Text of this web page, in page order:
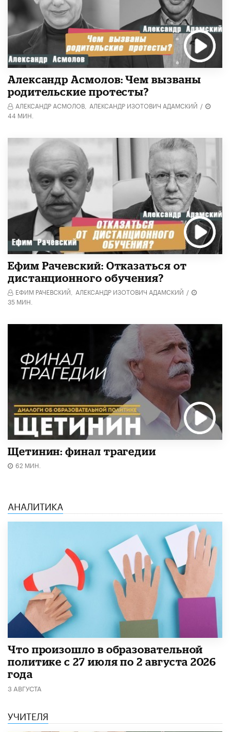
Александр Асмолов: Чем вызваны
родительские протесты?
АЛЕКСАНДР АСМОЛОВ, АЛЕКСАНДР ИЗОТОВИЧ АДАМСКИЙ /
44 МИН.
Ефим Рачевский: Отказаться от
дистанционного обучения?
ЕФИМ РАЧЕВСКИЙ, АЛЕКСАНДР ИЗОТОВИЧ АДАМСКИЙ /
35 МИН.
Щетинин: финал трагедии
62 МИН.
АНАЛИТИКА
​Что произошло в образовательной
политике с 27 июля по 2 августа 2026
года
3 АВГУСТА
УЧИТЕЛЯ